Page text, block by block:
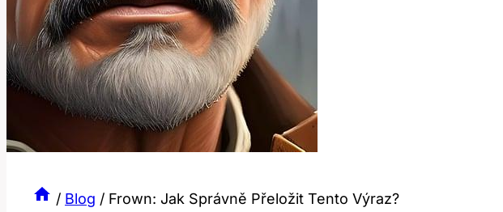
/ Blog / Frown: Jak Správně Přeložit Tento Výraz?